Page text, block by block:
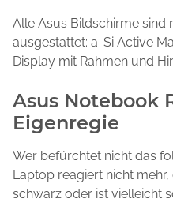
Alle Asus Bildschirme sind
ausgestattet: a-Si Active
Display mit Rahmen und
Asus Notebook
Eigenregie
Wer befürchtet nicht das
Laptop reagiert nicht
schwarz oder ist vielleicht